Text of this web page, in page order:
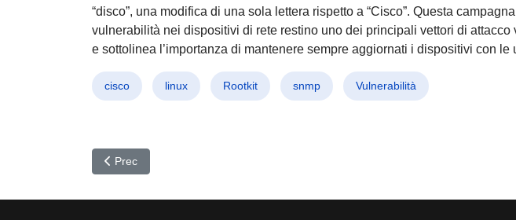
“disco”, una modifica di una sola lettera rispetto a “Cisco”. Questa
vulnerabilità nei dispositivi di rete restino uno dei principali vettori di attacco
e sottolinea l’importanza di mantenere sempre aggiornati i dispositivi con le
cisco linux Rootkit snmp Vulnerabilità
Articolo precedente: Silver Fox all’attacco: Nuova ondata di malware e phishing
Prec